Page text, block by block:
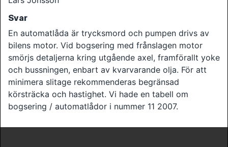
Svar
En automatlåda är trycksmord och pumpen drivs av
bilens motor. Vid bogsering med frånslagen motor
smörjs detaljerna kring utgående axel, framförallt yoke
och bussningen, enbart av kvarvarande olja. För att
minimera slitage rekommenderas begränsad
körsträcka och hastighet. Vi hade en tabell om
bogsering / automatlådor i nummer 11 2007.